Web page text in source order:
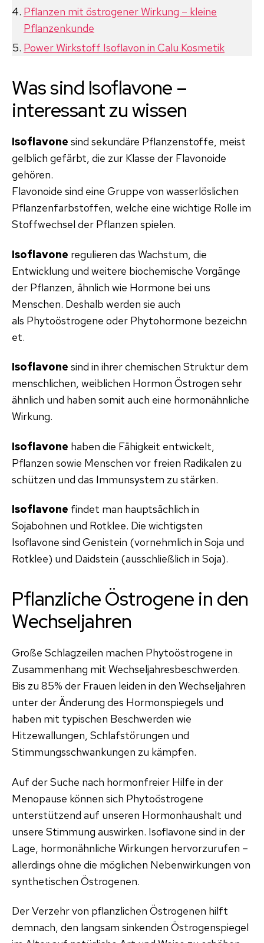
Pflanzen mit östrogener Wirkung – kleine
Pflanzenkunde
Power Wirkstoff Isoflavon in Calu Kosmetik
Was sind Isoflavone –
interessant zu wissen
Isoflavone sind sekundäre Pflanzenstoffe, meist
gelblich gefärbt, die zur Klasse der Flavonoide
gehören.
Flavonoide sind eine Gruppe von wasserlöslichen
Pflanzenfarbstoffen, welche eine wichtige Rolle im
Stoffwechsel der Pflanzen spielen.
Isoflavone regulieren das Wachstum, die
Entwicklung und weitere biochemische Vorgänge
der Pflanzen, ähnlich wie Hormone bei uns
Menschen. Deshalb werden sie auch
als Phytoöstrogene oder Phytohormone bezeichn
et.
Isoflavone sind in ihrer chemischen Struktur dem
menschlichen, weiblichen Hormon Östrogen sehr
ähnlich und haben somit auch eine hormonähnliche
Wirkung.
Isoflavone haben die Fähigkeit entwickelt,
Pflanzen sowie Menschen vor freien Radikalen zu
schützen und das Immunsystem zu stärken.
Isoflavone findet man hauptsächlich in
Sojabohnen und Rotklee. Die wichtigsten
Isoflavone sind Genistein (vornehmlich in Soja und
Rotklee) und Daidstein (ausschließlich in Soja).
Pflanzliche Östrogene in den
Wechseljahren
Große Schlagzeilen machen Phytoöstrogene in
Zusammenhang mit Wechseljahresbeschwerden.
Bis zu 85% der Frauen leiden in den Wechseljahren
unter der Änderung des Hormonspiegels und
haben mit typischen Beschwerden wie
Hitzewallungen, Schlafstörungen und
Stimmungsschwankungen zu kämpfen.
Auf der Suche nach hormonfreier Hilfe in der
Menopause können sich Phytoöstrogene
unterstützend auf unseren Hormonhaushalt und
unsere Stimmung auswirken. Isoflavone sind in der
Lage, hormonähnliche Wirkungen hervorzurufen –
allerdings ohne die möglichen Nebenwirkungen von
synthetischen Östrogenen.
Der Verzehr von pflanzlichen Östrogenen hilft
demnach, den langsam sinkenden Östrogenspiegel